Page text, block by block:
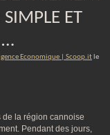
SIMPLE ET
…
Economique | Scoop.it le
la région cannoise
Pendant des jours,